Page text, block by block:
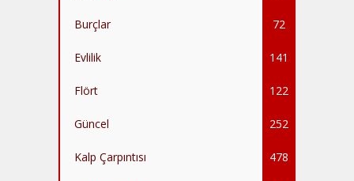
Burçlar 72
Evlilik 141
Flört 122
Güncel 252
Kalp Çarpıntısı 478